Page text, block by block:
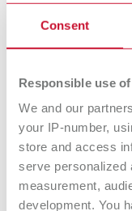
Consent
Responsible use
We and our
your IP-number,
store and access
serve personalized
measurement,
development. You
Modellbasis
z.B. Giroform®-
AUTO spin